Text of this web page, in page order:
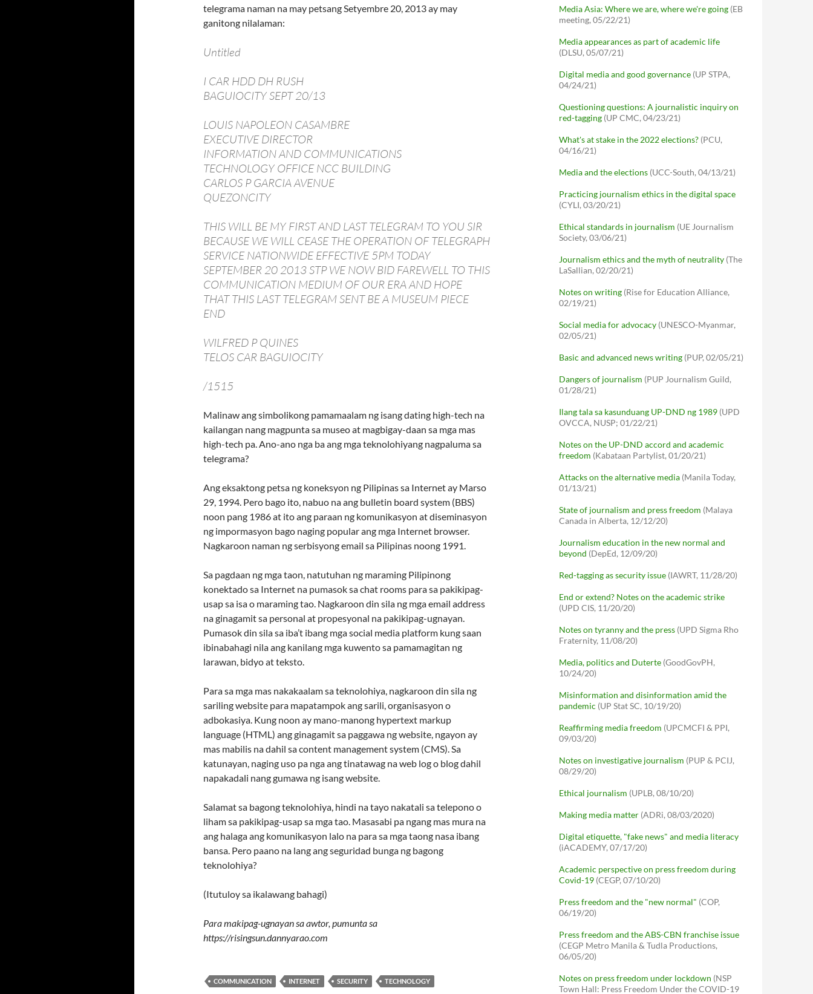
telegrama naman na may petsang Setyembre 20, 2013 ay may
ganitong nilalaman:
Untitled
I CAR HDD DH RUSH
BAGUIOCITY SEPT 20/13
LOUIS NAPOLEON CASAMBRE
EXECUTIVE DIRECTOR
INFORMATION AND COMMUNICATIONS
TECHNOLOGY OFFICE NCC BUILDING
CARLOS P GARCIA AVENUE
QUEZONCITY
THIS WILL BE MY FIRST AND LAST TELEGRAM TO YOU SIR
BECAUSE WE WILL CEASE THE OPERATION OF TELEGRAPH
SERVICE NATIONWIDE EFFECTIVE 5PM TODAY
SEPTEMBER 20 2013 STP WE NOW BID FAREWELL TO THIS
COMMUNICATION MEDIUM OF OUR ERA AND HOPE
THAT THIS LAST TELEGRAM SENT BE A MUSEUM PIECE
END
WILFRED P QUINES
TELOS CAR BAGUIOCITY
/1515
Malinaw ang simbolikong pamamaalam ng isang dating high-tech na
kailangan nang magpunta sa museo at magbigay-daan sa mga mas
high-tech pa. Ano-ano nga ba ang mga teknolohiyang nagpaluma sa
telegrama?
Ang eksaktong petsa ng koneksyon ng Pilipinas sa Internet ay Marso
29, 1994. Pero bago ito, nabuo na ang bulletin board system (BBS)
noon pang 1986 at ito ang paraan ng komunikasyon at diseminasyon
ng impormasyon bago naging popular ang mga Internet browser.
Nagkaroon naman ng serbisyong email sa Pilipinas noong 1991.
Sa pagdaan ng mga taon, natutuhan ng maraming Pilipinong
konektado sa Internet na pumasok sa chat rooms para sa pakikipag-
usap sa isa o maraming tao. Nagkaroon din sila ng mga email address
na ginagamit sa personal at propesyonal na pakikipag-ugnayan.
Pumasok din sila sa iba’t ibang mga social media platform kung saan
ibinabahagi nila ang kanilang mga kuwento sa pamamagitan ng
larawan, bidyo at teksto.
Para sa mga mas nakakaalam sa teknolohiya, nagkaroon din sila ng
sariling website para mapatampok ang sarili, organisasyon o
adbokasiya. Kung noon ay mano-manong hypertext markup
language (HTML) ang ginagamit sa paggawa ng website, ngayon ay
mas mabilis na dahil sa content management system (CMS). Sa
katunayan, naging uso pa nga ang tinatawag na web log o blog dahil
napakadali nang gumawa ng isang website.
Salamat sa bagong teknolohiya, hindi na tayo nakatali sa telepono o
liham sa pakikipag-usap sa mga tao. Masasabi pa ngang mas mura na
ang halaga ang komunikasyon lalo na para sa mga taong nasa ibang
bansa. Pero paano na lang ang seguridad bunga ng bagong
teknolohiya?
(Itutuloy sa ikalawang bahagi)
Para makipag-ugnayan sa awtor, pumunta sa
https://risingsun.dannyarao.com
COMMUNICATION INTERNET SECURITY TECHNOLOGY
Media Asia: Where we are, where we're going (EB
meeting, 05/22/21)
Media appearances as part of academic life
(DLSU, 05/07/21)
Digital media and good governance (UP STPA,
04/24/21)
Questioning questions: A journalistic inquiry on
red-tagging (UP CMC, 04/23/21)
What's at stake in the 2022 elections? (PCU,
04/16/21)
Media and the elections (UCC-South, 04/13/21)
Practicing journalism ethics in the digital space
(CYLI, 03/20/21)
Ethical standards in journalism (UE Journalism
Society, 03/06/21)
Journalism ethics and the myth of neutrality (The
LaSallian, 02/20/21)
Notes on writing (Rise for Education Alliance,
02/19/21)
Social media for advocacy (UNESCO-Myanmar,
02/05/21)
Basic and advanced news writing (PUP, 02/05/21)
Dangers of journalism (PUP Journalism Guild,
01/28/21)
Ilang tala sa kasunduang UP-DND ng 1989 (UPD
OVCCA, NUSP; 01/22/21)
Notes on the UP-DND accord and academic
freedom (Kabataan Partylist, 01/20/21)
Attacks on the alternative media (Manila Today,
01/13/21)
State of journalism and press freedom (Malaya
Canada in Alberta, 12/12/20)
Journalism education in the new normal and
beyond (DepEd, 12/09/20)
Red-tagging as security issue (IAWRT, 11/28/20)
End or extend? Notes on the academic strike
(UPD CIS, 11/20/20)
Notes on tyranny and the press (UPD Sigma Rho
Fraternity, 11/08/20)
Media, politics and Duterte (GoodGovPH,
10/24/20)
Misinformation and disinformation amid the
pandemic (UP Stat SC, 10/19/20)
Reaffirming media freedom (UPCMCFI & PPI,
09/03/20)
Notes on investigative journalism (PUP & PCIJ,
08/29/20)
Ethical journalism (UPLB, 08/10/20)
Making media matter (ADRi, 08/03/2020)
Digital etiquette, "fake news" and media literacy
(iACADEMY, 07/17/20)
Academic perspective on press freedom during
Covid-19 (CEGP, 07/10/20)
Press freedom and the "new normal" (COP,
06/19/20)
Press freedom and the ABS-CBN franchise issue
(CEGP Metro Manila & Tudla Productions,
06/05/20)
Notes on press freedom under lockdown (NSP
Town Hall: Press Freedom Under the COVID-19